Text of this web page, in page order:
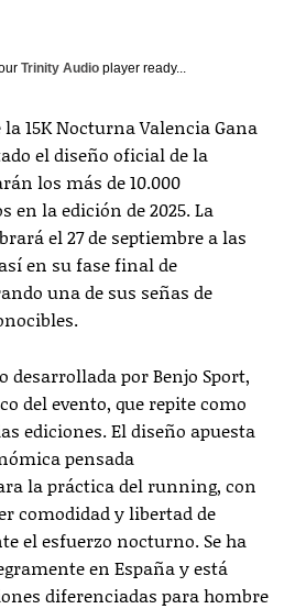
Trinity Audio player ready...
15K Nocturna Valencia Gana
el diseño oficial de la
los más de 10.000
en la edición de 2025. La
el 27 de septiembre a las
en su fase final de
una de sus señas de
desarrollada por Benjo Sport,
del evento, que repite como
ediciones. El diseño apuesta
pensada
la práctica del running, con
comodidad y libertad de
el esfuerzo nocturno. Se ha
en España y está
diferenciadas para hombre